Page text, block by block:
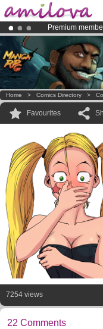
Premium
Already 100000
Amilova
Home > Comics Directory >
Favourites
7254 views
22 Comments